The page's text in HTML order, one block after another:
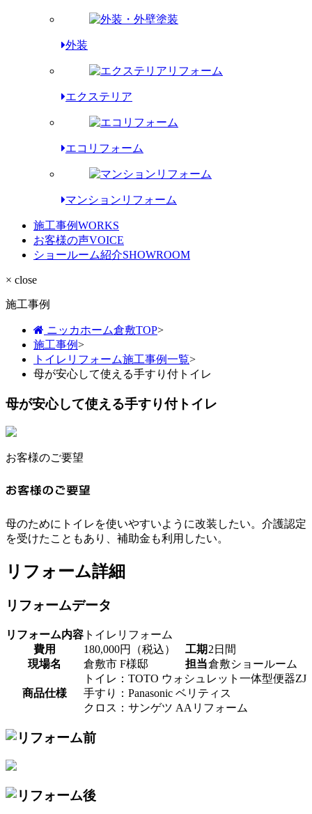
外装
エクステリア
エコリフォーム
マンションリフォーム
施工事例WORKS
お客様の声VOICE
ショールーム紹介SHOWROOM
× close
施工事例
ニッカホーム倉敷TOP>
施工事例>
トイレリフォーム施工事例一覧>
母が安心して使える手すり付トイレ
母が安心して使える手すり付トイレ
お客様のご要望
母のためにトイレを使いやすいように改装したい。介護認定
を受けたこともあり、補助金も利用したい。
リフォーム詳細
リフォームデータ
リフォーム内容 トイレリフォーム
費用
180,000円（税込） 工期 2日間
現場名
倉敷市 F様邸 担当倉敷ショールーム
商品仕様
トイレ：TOTO ウォシュレット一体型便器ZJ
手すり：Panasonic ベリティス
クロス：サンゲツ AAリフォーム